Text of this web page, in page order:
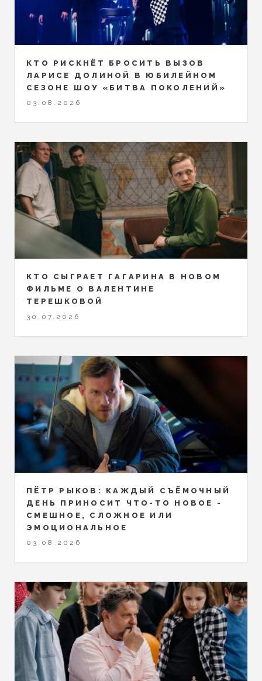
КТО РИСКНЁТ БРОСИТЬ ВЫЗОВ
ЛАРИСЕ ДОЛИНОЙ В ЮБИЛЕЙНОМ
СЕЗОНЕ ШОУ «БИТВА ПОКОЛЕНИЙ»
03.08.2026
КТО СЫГРАЕТ ГАГАРИНА В НОВОМ
ФИЛЬМЕ О ВАЛЕНТИНЕ
ТЕРЕШКОВОЙ
30.07.2026
ПЁТР РЫКОВ: КАЖДЫЙ СЪЁМОЧНЫЙ
ДЕНЬ ПРИНОСИТ ЧТО-ТО НОВОЕ -
СМЕШНОЕ, СЛОЖНОЕ ИЛИ
ЭМОЦИОНАЛЬНОЕ
03.08.2026